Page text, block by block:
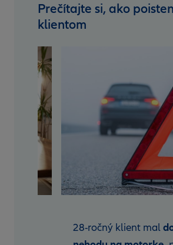
Prečítajte si, ako
klientom
28-ročný klient mal